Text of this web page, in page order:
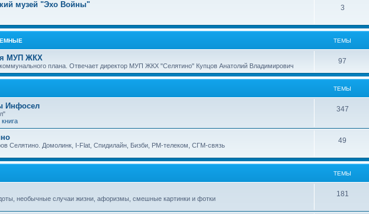
музей "Эхо Войны" 3
ТЕМЫ
МУП ЖКХ
плана. Отвечает директор МУП ЖКХ "Селятино" Купцов Анатолий Владимирович
97
ТЕМЫ
Инфосел
книга
347
Селятино. Домолинк, I-Flat, Спидилайн, Бизби, РМ-телеком, СГМ-связь
49
ТЕМЫ
необычные случаи жизни, афоризмы, смешные картинки и фотки
181